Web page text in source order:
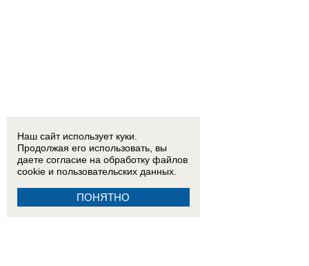
Наш сайт использует куки.
Продолжая его использовать, вы
даете согласие на обработку файлов
cookie и пользовательских данных.
ПОНЯТНО